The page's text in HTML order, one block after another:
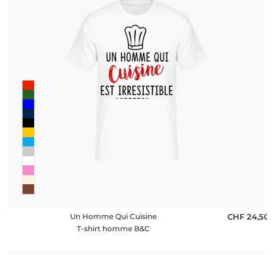
Un Homme Qui Cuisine
T-shirt homme B&C
CHF 24,50